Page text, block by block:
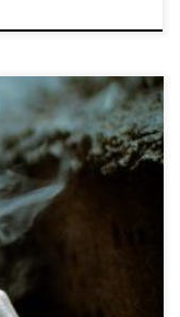
przy
czasie dla
Ostatnie
mogą
kto próbuje
się wtedy, gdy
sami ją […]